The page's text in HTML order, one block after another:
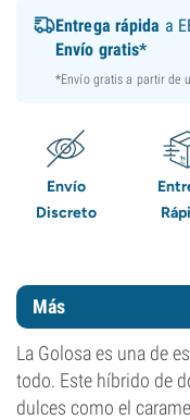
Entrega rápida a
Envío gratis*
*Envío gratis a partir de
Envío
Discreto
Más
La Golosa es una de
todo. Este híbrido de
dulces como el